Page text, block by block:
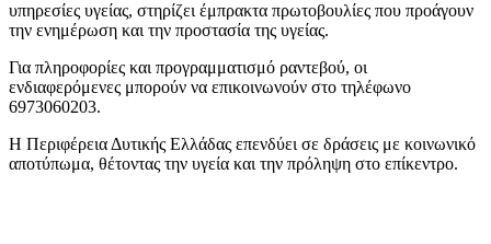
υπηρεσίες υγείας, στηρίζει έμπρακτα πρωτοβουλίες που προάγουν
την ενημέρωση και την προστασία της υγείας.
Για πληροφορίες και προγραμματισμό ραντεβού, οι
ενδιαφερόμενες μπορούν να επικοινωνούν στο τηλέφωνο
6973060203.
Η Περιφέρεια Δυτικής Ελλάδας επενδύει σε δράσεις με κοινωνικό
αποτύπωμα, θέτοντας την υγεία και την πρόληψη στο επίκεντρο.